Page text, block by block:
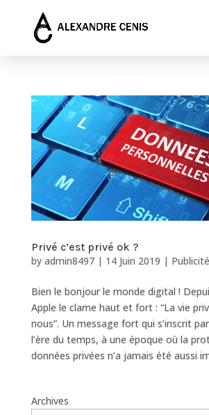
Privé c’est privé ok ?
by admin8497| 14 Juin 2019 | Publicité
Bien le bonjour le monde digital !
Apple le clame haut et fort : “La vie
nous”. Un message fort qui s’inscrit
l’ère du temps, à une époque où la
données privées n’a jamais été aussi
Archives